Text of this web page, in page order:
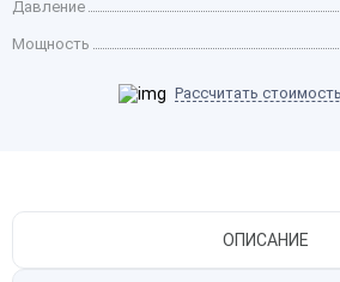
Давление
Мощность
Рассчитать
ОПИСАНИЕ